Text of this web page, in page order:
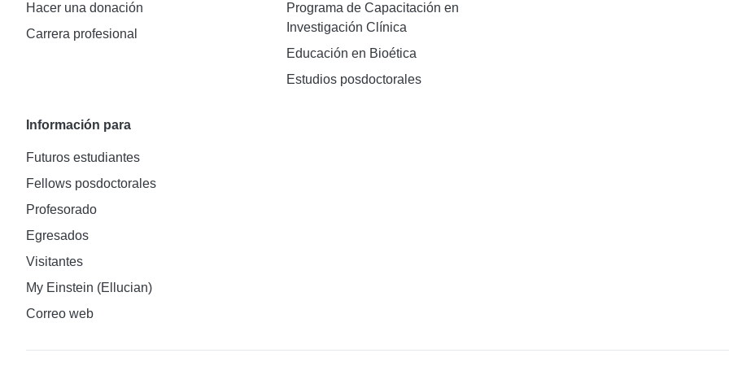
Hacer una donación
Carrera profesional
Programa de Capacitación en
Investigación Clínica
Educación en Bioética
Estudios posdoctorales
Información para
Futuros estudiantes
Fellows posdoctorales
Profesorado
Egresados
Visitantes
My Einstein (Ellucian)
Correo web